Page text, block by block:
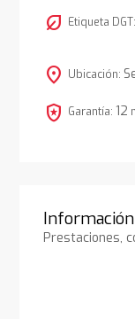
nest_eco_leaf Etiqueta DGT:
location_on Ubicación:
local_police Garantía: 12
Prestaciones,